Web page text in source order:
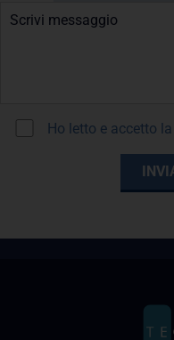
Ho letto e accetto la